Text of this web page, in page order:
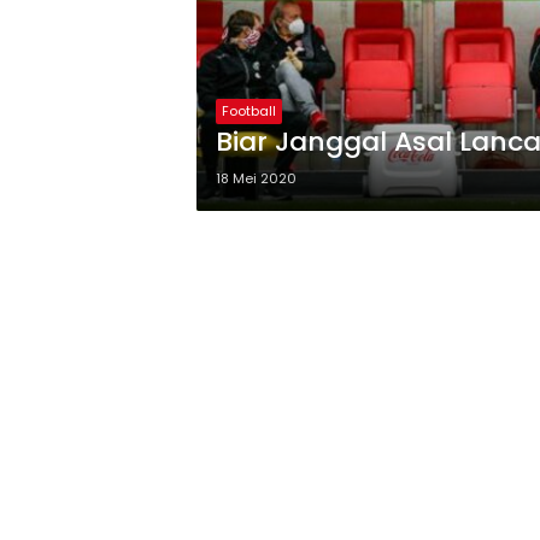
Football
Biar Janggal Asal
18 Mei 2020